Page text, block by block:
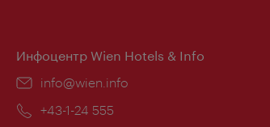
Инфоцентр Wien Hotels & Info
Эл.
info@wien.info
Телефон:
+43-1-24 555